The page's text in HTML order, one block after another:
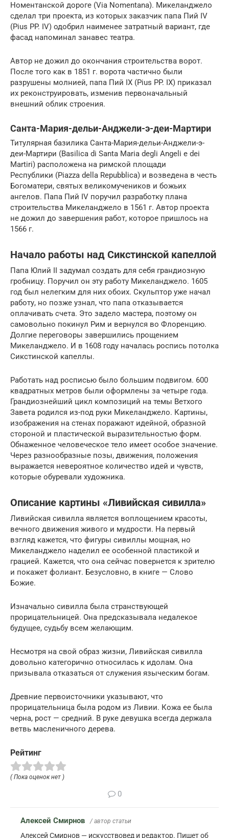
Номентанской дороге (Via Nomentana). Микеланджело
сделал три проекта, из которых заказчик папа Пий IV
(Pius PP. IV) одобрил наименее затратный вариант, где
фасад напоминал занавес театра.
Автор не дожил до окончания строительства ворот.
После того как в 1851 г. ворота частично были
разрушены молнией, папа Пий IX (Pius PP. IX) приказал
их реконструировать, изменив первоначальный
внешний облик строения.
Санта-Мария-дельи-Анджели-э-деи-Мартири
Титулярная базилика Санта-Мария-дельи-Анджели-э-
деи-Мартири (Basilica di Santa Maria degli Angeli e dei
Martiri) расположена на римской площади
Республики (Piazza della Repubblica) и возведена в честь
Богоматери, святых великомучеников и божьих
ангелов. Папа Пий IV поручил разработку плана
строительства Микеланджело в 1561 г. Автор проекта
не дожил до завершения работ, которое пришлось на
1566 г.
Начало работы над Сикстинской капеллой
Папа Юлий II задумал создать для себя грандиозную
гробницу. Поручил он эту работу Микеланджело. 1605
год был нелегким для них обоих. Скульптор уже начал
работу, но позже узнал, что папа отказывается
оплачивать счета. Это задело мастера, поэтому он
самовольно покинул Рим и вернулся во Флоренцию.
Долгие переговоры завершились прощением
Микеланджело. И в 1608 году началась роспись потолка
Сикстинской капеллы.
Работать над росписью было большим подвигом. 600
квадратных метров были оформлены за четыре года.
Грандиознейший цикл композиций на темы Ветхого
Завета родился из-под руки Микеланджело. Картины,
изображения на стенах поражают идейной, образной
стороной и пластической выразительностью форм.
Обнаженное человеческое тело имеет особое значение.
Через разнообразные позы, движения, положения
выражается невероятное количество идей и чувств,
которые обуревали художника.
Описание картины «Ливийская сивилла»
Ливийская сивилла является воплощением красоты,
вечного движения живого и мудрости. На первый
взгляд кажется, что фигуры сивиллы мощная, но
Микеланджело наделил ее особенной пластикой и
грацией. Кажется, что она сейчас повернется к зрителю
и покажет фолиант. Безусловно, в книге — Слово
Божие.
Изначально сивилла была странствующей
прорицательницей. Она предсказывала недалекое
будущее, судьбу всем желающим.
Несмотря на свой образ жизни, Ливийская сивилла
довольно категорично относилась к идолам. Она
призывала отказаться от служения языческим богам.
Древние первоисточники указывают, что
прорицательница была родом из Ливии. Кожа ее была
черна, рост — средний. В руке девушка всегда держала
ветвь масленичного дерева.
Рейтинг
( Пока оценок нет )
0
Алексей Смирнов / автор статьи
Алексей Смирнов — искусствовед и редактор. Пишет об